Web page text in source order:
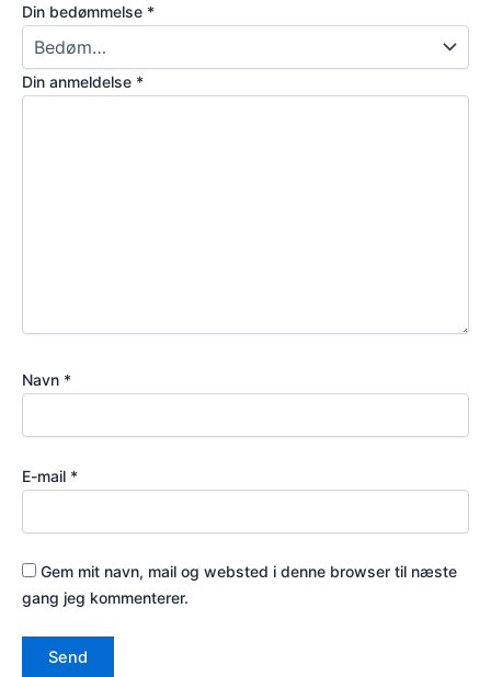
Din bedømmelse *
Din anmeldelse *
Navn *
E-mail *
Gem mit navn, mail og websted i denne browser til næste
gang jeg kommenterer.